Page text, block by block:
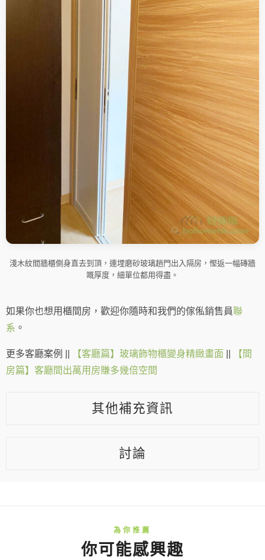
淺木紋間牆櫃側身直去到頂，連埋磨砂玻璃趟門出入隔房，慳返一幅磚牆
嘅厚度，細單位都用得盡。
如果你也想用櫃間房，歡迎你隨時和我們的傢俬銷售員聯
系 。
更多客廳案例 || 【客廳篇】玻璃飾物櫃變身精緻畫面
【間
房篇】客廳間出萬用房賺多幾倍空間
其他補充資訊
討論
你可能感興趣